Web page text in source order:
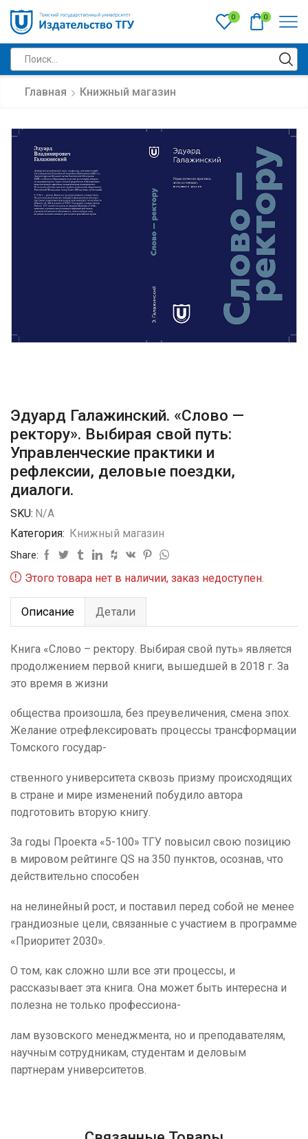
0 0
Главная Книжный магазин
Эдуард Галажинский. «Слово —
ректору». Выбирая свой путь:
Управленческие практики и
рефлексии, деловые поездки,
диалоги.
SKU: N/A
Категория: Книжный магазин
Share:
Этого товара нет в наличии, заказ недоступен.
Описание Детали
Книга «Слово – ректору. Выбирая свой путь» является
продолжением первой книги, вышедшей в 2018 г. За
это время в жизни
общества произошла, без преувеличения, смена эпох.
Желание отрефлексировать процессы трансформации
Томского государ-
ственного университета сквозь призму происходящих
в стране и мире изменений побудило автора
подготовить вторую книгу.
За годы Проекта «5-100» ТГУ повысил свою позицию
в мировом рейтинге QS на 350 пунктов, осознав, что
действительно способен
на нелинейный рост, и поставил перед собой не менее
грандиозные цели, связанные с участием в программе
«Приоритет 2030».
О том, как сложно шли все эти процессы, и
рассказывает эта книга. Она может быть интересна и
полезна не только профессиона-
лам вузовского менеджмента, но и преподавателям,
научным сотрудникам, студентам и деловым
партнерам университетов.